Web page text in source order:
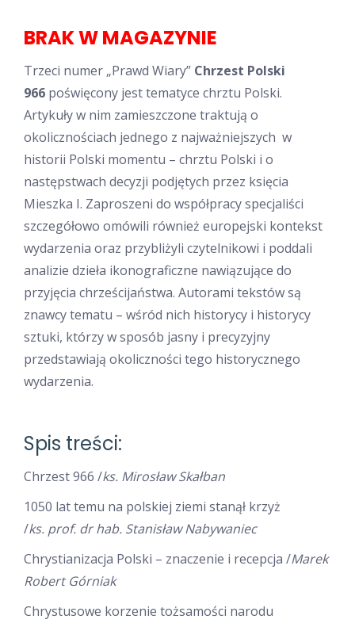
12,00 zł.5,00 zł.
BRAK W MAGAZYNIE
Trzeci numer „Prawd Wiary” Chrzest Polski
966 poświęcony jest tematyce chrztu Polski.
Artykuły w nim zamieszczone traktują o
okolicznościach jednego z najważniejszych w
historii Polski momentu – chrztu Polski i o
następstwach decyzji podjętych przez księcia
Mieszka I. Zaproszeni do współpracy specjaliści
szczegółowo omówili również europejski kontekst
wydarzenia oraz przybliżyli czytelnikowi i poddali
analizie dzieła ikonograficzne nawiązujące do
przyjęcia chrześcijaństwa. Autorami tekstów są
znawcy tematu – wśród nich historycy i historycy
sztuki, którzy w sposób jasny i precyzyjny
przedstawiają okoliczności tego historycznego
wydarzenia.
Spis treści:
Chrzest 966 /ks. Mirosław Skałban
1050 lat temu na polskiej ziemi stanął krzyż
/ks. prof. dr hab. Stanisław Nabywaniec
Chrystianizacja Polski – znaczenie i recepcja /Marek
Robert Górniak
Chrystusowe korzenie tożsamości narodu